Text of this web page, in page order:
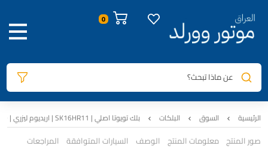
عن ماذا تبحث؟
الرئيسية السوق البلكات بلك تويوتا اصلي | SK16HR11 | اريديوم ليزري | 90919-01233 | 1GR
صور المنتج معلومات المنتج الوصف السيارات المتوافقة المراجعات